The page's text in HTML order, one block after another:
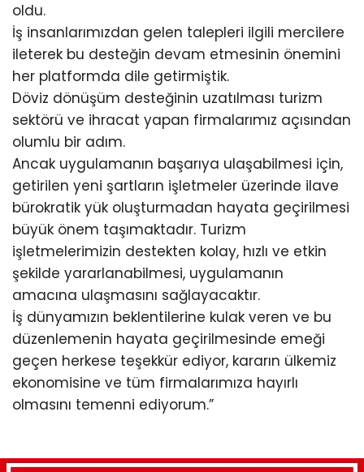
oldu.
İş insanlarımızdan gelen talepleri ilgili mercilere
ileterek bu desteğin devam etmesinin önemini
her platformda dile getirmiştik.
Döviz dönüşüm desteğinin uzatılması turizm
sektörü ve ihracat yapan firmalarımız açısından
olumlu bir adım.
Ancak uygulamanın başarıya ulaşabilmesi için,
getirilen yeni şartların işletmeler üzerinde ilave
bürokratik yük oluşturmadan hayata geçirilmesi
büyük önem taşımaktadır. Turizm
işletmelerimizin destekten kolay, hızlı ve etkin
şekilde yararlanabilmesi, uygulamanın
amacına ulaşmasını sağlayacaktır.
İş dünyamızın beklentilerine kulak veren ve bu
düzenlemenin hayata geçirilmesinde emeği
geçen herkese teşekkür ediyor, kararın ülkemiz
ekonomisine ve tüm firmalarımıza hayırlı
olmasını temenni ediyorum.”